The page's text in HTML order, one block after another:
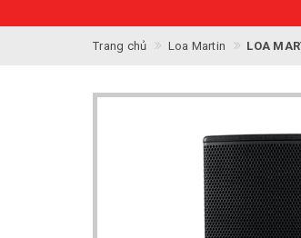
Trang chủ Loa Martin LOA